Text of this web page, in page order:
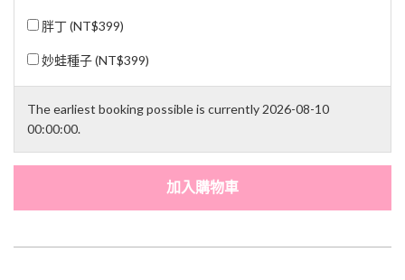
胖丁 (NT$399)
妙蛙種子 (NT$399)
The earliest booking possible is currently 2026-08-10
00:00:00.
加入購物車